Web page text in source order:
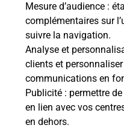
Mesure d’audience :
complémentaires sur
suivre la navigation.
Analyse et
clients et
communications en
Publicité : permettre
en lien avec vos
en dehors.
Questions
Quel réseau
Est-ce que je
numéro de